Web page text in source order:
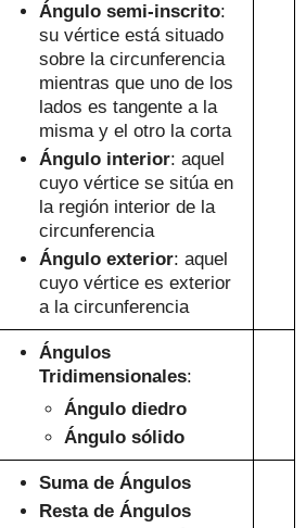
Ángulosemi-inscrito:
su vértice está situado
sobre la circunferencia
mientras que uno de los
lados es tangente a la
mismay el otro la corta
Ángulo interior: aquel
cuyo vértice se sitúa en
la región interior de la
circunferencia
Ángulo exterior:aquel
cuyo vértice es exterior
a la circunferencia
Ángulos
Tridimensionales:
Ángulo diedro
Ángulo sólido
Suma de Ángulos
Resta de Ángulos